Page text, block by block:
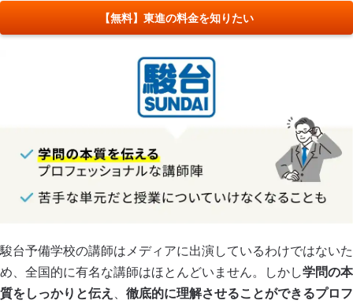
【無料】東進の料金を知りたい
駿台予備学校の講師はメディアに出演しているわけではないた
め、全国的に有名な講師はほとんどいません。しかし学問の本
質をしっかりと伝え 、 徹底的に理解させることができるプロフ